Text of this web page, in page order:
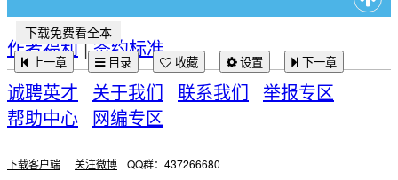
呸！
那次确实是，半夜给楚野打电话，也确实是想了，但并不
是楚野，想的对象是张九龄，给楚野一阵无语，嚷着要告
下载免费看全本
上一章 目录 收藏 设置 下一章
作者福利|签约标准
诚聘英才
关于我们 联系我们 举报专区
帮助中心 网编专区
下载客户端 关注微博 QQ群：437266680